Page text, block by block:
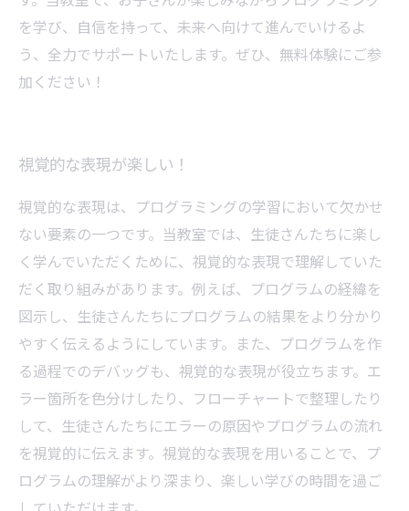
を学び、自信を持って、未来へ向けて進んでいけるよ
う、全力でサポートいたします。ぜひ、無料体験にご参
加ください！
視覚的な表現が楽しい！
視覚的な表現は、プログラミングの学習において欠かせ
ない要素の一つです。当教室では、生徒さんたちに楽し
く学んでいただくために、視覚的な表現で理解していた
だく取り組みがあります。例えば、プログラムの経緯を
図示し、生徒さんたちにプログラムの結果をより分かり
やすく伝えるようにしています。また、プログラムを作
る過程でのデバッグも、視覚的な表現が役立ちます。エ
ラー箇所を色分けしたり、フローチャートで整理したり
して、生徒さんたちにエラーの原因やプログラムの流れ
を視覚的に伝えます。視覚的な表現を用いることで、プ
ログラムの理解がより深まり、楽しい学びの時間を過ご